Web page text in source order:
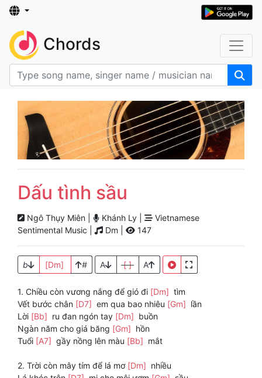
Chords
Dấu tình sầu
Ngô Thụy Miên | Khánh Ly |
Vietnamese
Sentimental Music |
Dm | 147
b [Dm] # A [ ] A
1. Chiều còn vương nắng để gió đi [Dm] tìm
Vết bước chân [D7] em qua bao nhiêu [Gm] lần
Lời [Bb] ru đan ngón tay [Dm] buồn
Ngàn năm cho giá băng [Gm] hồn
Tuổi [A7] gầy nồng lên màu [Bb] mắt
2. Trời còn mây tím để lá mơ [Dm] nhiều